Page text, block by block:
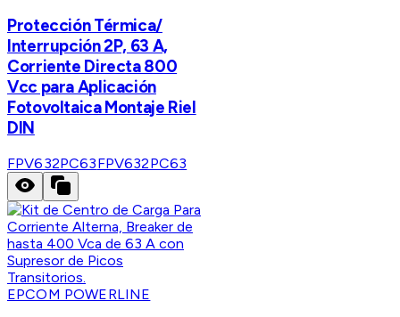
Protección Térmica/
Interrupción 2P, 63 A,
Corriente Directa 800
Vcc para Aplicación
Fotovoltaica Montaje Riel
DIN
FPV632PC63FPV632PC63
EPCOM POWERLINE